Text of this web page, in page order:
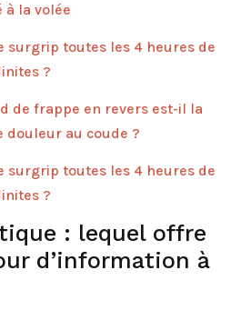
la volée
surgrip toutes les 4 heures de
?
de frappe en revers est-il la
douleur au coude ?
surgrip toutes les 4 heures de
?
: lequel offre
d’information à